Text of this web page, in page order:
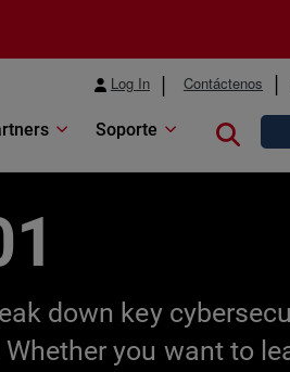
Log In Contáctenos
Soporte
down key
you want to